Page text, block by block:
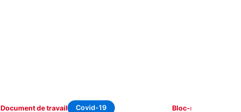
Document de travail Covid-19 Bloc-notes Éco